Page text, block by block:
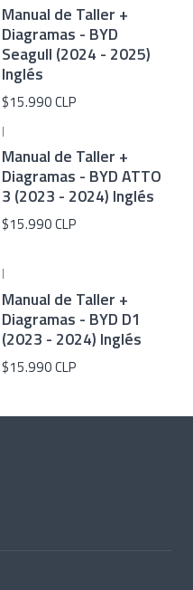
Manual de Taller +
Diagramas - BYD
Seagull (2024 - 2025)
Inglés
$15.990 CLP
|
Manual de Taller +
Diagramas - BYD ATTO
3 (2023 - 2024) Inglés
$15.990 CLP
|
Manual de Taller +
Diagramas - BYD D1
(2023 - 2024) Inglés
$15.990 CLP